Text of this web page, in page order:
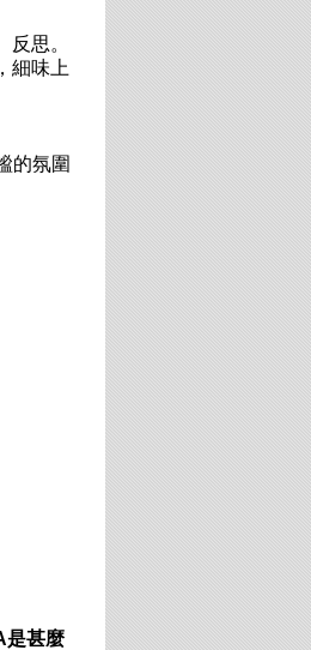
思。
細味上
的氛圍
是甚麼